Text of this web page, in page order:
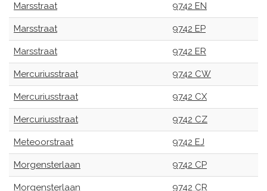
Marsstraat 9742 EN
Marsstraat 9742 EP
Marsstraat 9742 ER
Mercuriusstraat 9742 CW
Mercuriusstraat 9742 CX
Mercuriusstraat 9742 CZ
Meteoorstraat 9742 EJ
Morgensterlaan 9742 CP
Morgensterlaan 9742 CR